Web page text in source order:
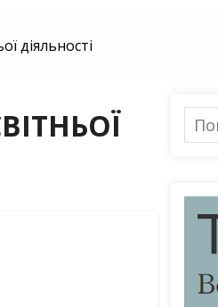
діяльності
Пошук
для: